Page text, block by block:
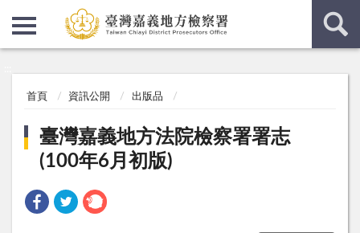
首頁 資訊公開 出版品
臺灣嘉義地方法院檢察署署志
(100年6月初版)